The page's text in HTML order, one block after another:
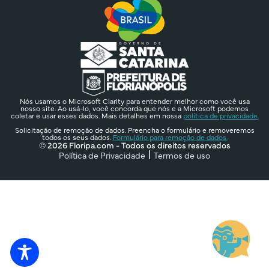
Nós usamos o Microsoft Clarity para entender melhor como você usa
nosso site. Ao usá-lo, você concorda que nós e a Microsoft podemos
coletar e usar esses dados. Mais detalhes em nossa política de privacidade.
Solicitação de remoção de dados. Preencha o formulário e removeremos
todos os seus dados. Formulário para remoção de dados.
© 2026 Floripa.com - Todos os direitos reservados
Política de Privacidade
Termos de uso